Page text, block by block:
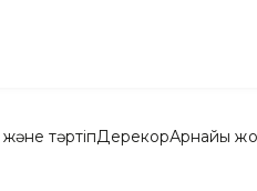
тәртіпДерекқорАрнайы